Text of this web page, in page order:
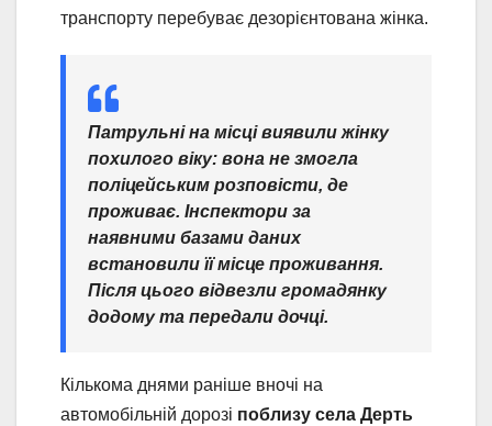
транспорту перебуває дезорієнтована жінка.
Патрульні на місці виявили жінку
похилого віку: вона не змогла
поліцейським розповісти, де
проживає. Інспектори за
наявними базами даних
встановили її місце проживання.
Після цього відвезли громадянку
додому та передали дочці.
Кількома днями раніше вночі на
автомобільній дорозі поблизу села Дерть